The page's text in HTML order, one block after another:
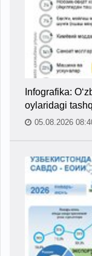
Infografika:
oylaridagi
05.08.2026